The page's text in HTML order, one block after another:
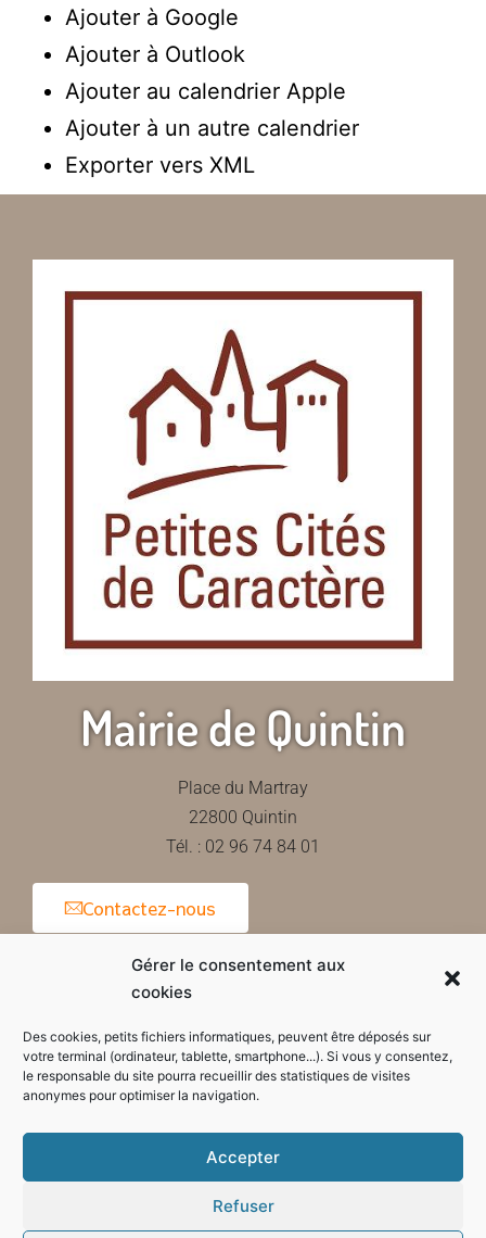
Gérer le consentement aux
cookies
Des cookies, petits fichiers informatiques, peuvent être déposés sur
votre terminal (ordinateur, tablette, smartphone...). Si vous y consentez,
le responsable du site pourra recueillir des statistiques de visites
anonymes pour optimiser la navigation.
Accepter
Refuser
Ajouter à Google
Ajouter à Outlook
Ajouter au calendrier Apple
Ajouter à un autre calendrier
Exporter vers XML
Mairie de Quintin
Place du Martray
22800 Quintin
Tél. : 02 96 74 84 01
Contactez-nous
Horaires d'ouverture de la mairie